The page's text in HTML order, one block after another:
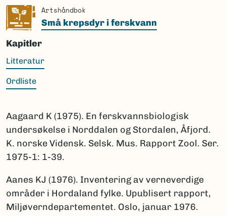
Artshåndbok
Små krepsdyr i ferskvann
Kapitler
Litteratur
Ordliste
Aagaard K (1975). En ferskvannsbiologisk
undersøkelse i Norddalen og Stordalen, Åfjord.
K. norske Vidensk. Selsk. Mus. Rapport Zool. Ser.
1975-1: 1-39.
Aanes KJ (1976). Inventering av verneverdige
områder i Hordaland fylke. Upublisert rapport,
Miljøverndepartementet. Oslo, januar 1976.